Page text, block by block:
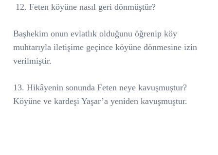
12. Feten köyüne nasıl geri dönmüştür?
Başhekim onun evlatlık olduğunu öğrenip köy
muhtarıyla iletişime geçince köyüne dönmesine izin
verilmiştir.
13. Hikâyenin sonunda Feten neye kavuşmuştur?
Köyüne ve kardeşi Yaşar’a yeniden kavuşmuştur.